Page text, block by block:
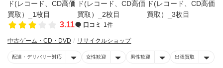
3.11 口コミ 1件
中古ゲーム・CD・DVD リサイクルショップ
配達・デリバリー対応 女性歓迎 男性歓迎 出張買取